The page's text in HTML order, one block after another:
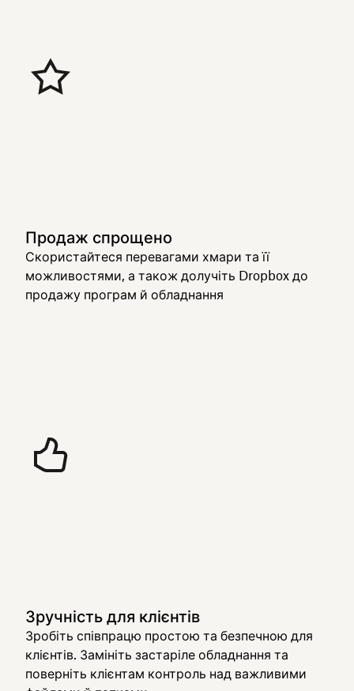
Продаж спрощено
Скористайтеся перевагами хмари та її
можливостями, а також долучіть Dropbox до
продажу програм й обладнання
Зручність для клієнтів
Зробіть співпрацю простою та безпечною для
клієнтів. Замініть застаріле обладнання та
поверніть клієнтам контроль над важливими